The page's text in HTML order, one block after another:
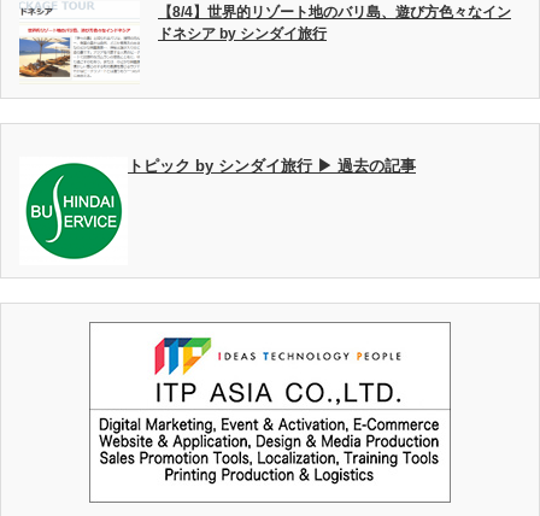
【8/4】世界的リゾート地のバリ島、遊び方色々なイン
ドネシア by シンダイ旅行
トピック by シンダイ旅行 ▶ 過去の記事